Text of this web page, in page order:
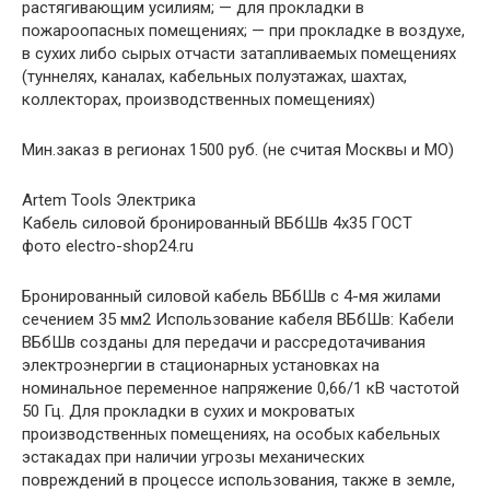
растягивающим усилиям; — для прокладки в
пожароопасных помещениях; — при прокладке в воздухе,
в сухих либо сырых отчасти затапливаемых помещениях
(туннелях, каналах, кабельных полуэтажах, шахтах,
коллекторах, производственных помещениях)
Мин.заказ в регионах 1500 руб. (не считая Москвы и МО)
Artem Tools Электрика
Кабель силовой бронированный ВБбШв 4х35 ГОСТ
фото electro-shop24.ru
Бронированный силовой кабель ВБбШв с 4-мя жилами
сечением 35 мм2 Использование кабеля ВБбШв: Кабели
ВБбШв созданы для передачи и рассредотачивания
электроэнергии в стационарных установках на
номинальное переменное напряжение 0,66/1 кВ частотой
50 Гц. Для прокладки в сухих и мокроватых
производственных помещениях, на особых кабельных
эстакадах при наличии угрозы механических
повреждений в процессе использования, также в земле,